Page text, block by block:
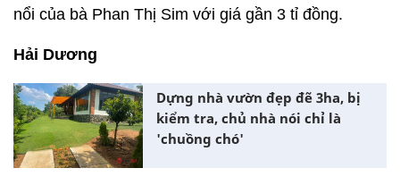
nổi của bà Phan Thị Sim với giá gần 3 tỉ đồng.
Hải Dương
Dựng nhà vườn đẹp đẽ 3ha, bị
kiểm tra, chủ nhà nói chỉ là
'chuồng chó'